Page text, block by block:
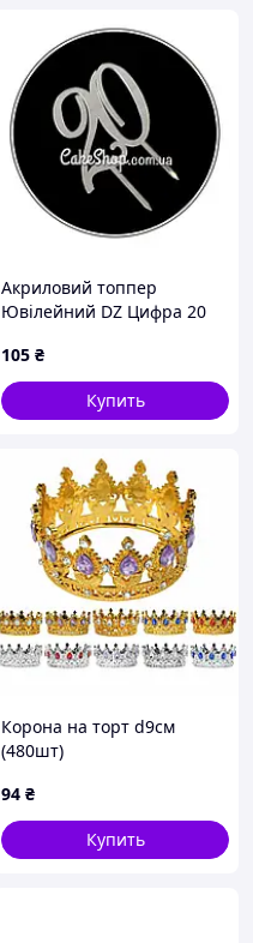
Акриловий топпер
Ювілейний DZ Цифра 20
105 ₴
Купить
Корона на торт d9см
(480шт)
94 ₴
Купить